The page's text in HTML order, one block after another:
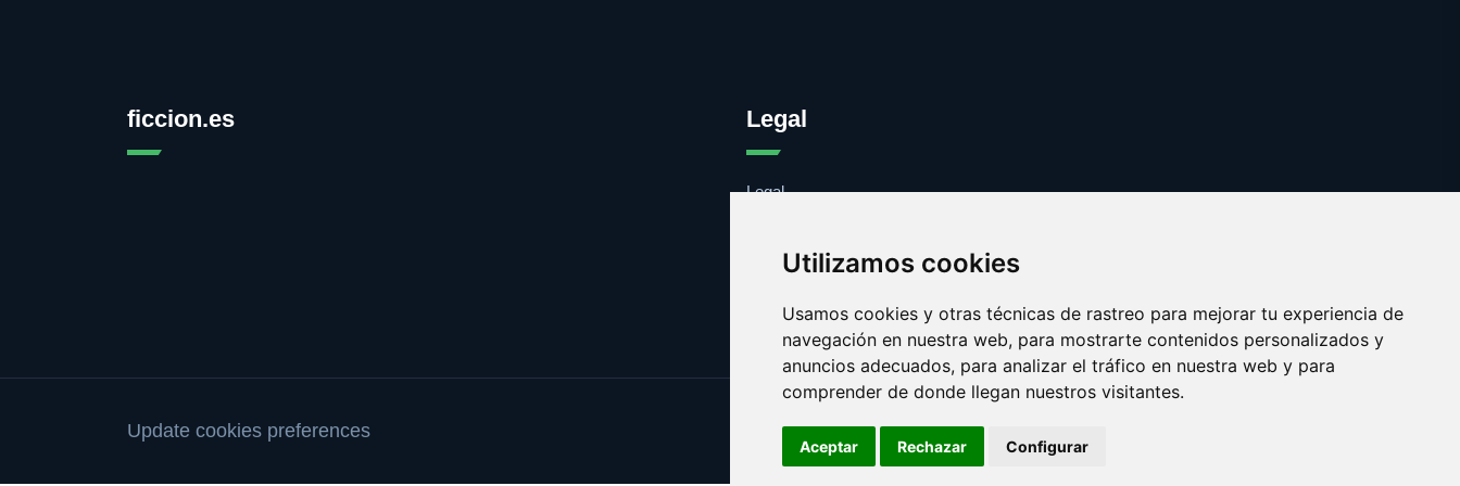
Utilizamos cookies
Usamos cookies y otras técnicas de rastreo para mejorar tu experiencia de
navegación en nuestra web, para mostrarte contenidos personalizados y
anuncios adecuados, para analizar el tráfico en nuestra web y para
comprender de donde llegan nuestros visitantes.
Aceptar Rechazar Configurar
ficcion.es Legal
Legal
Contacto
Update cookies preferences